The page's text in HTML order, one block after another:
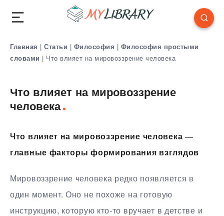
Главная | Статьи | Философия | Философия простыми
словами | Что влияет на мировоззрение человека
Что влияет на мировоззрение
человека
Что влияет на мировоззрение человека —
главные факторы формирования взглядов
Мировоззрение человека редко появляется в
один момент. Оно не похоже на готовую
инструкцию, которую кто-то вручает в детстве и